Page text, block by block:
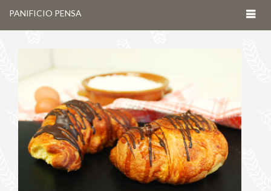
PANIFICIO PENSA